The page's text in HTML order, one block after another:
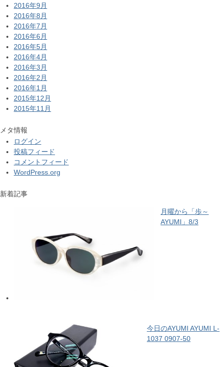
2016年9月
2016年8月
2016年7月
2016年6月
2016年5月
2016年4月
2016年3月
2016年2月
2016年1月
2015年12月
2015年11月
メタ情報
ログイン
投稿フィード
コメントフィード
WordPress.org
新着記事
月曜から「歩～
AYUMI」8/3
今日のAYUMI AYUMI L-
1037 0907-50